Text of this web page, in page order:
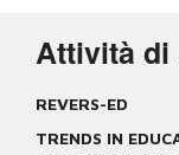
Attività di
REVERS-ED
TRENDS IN